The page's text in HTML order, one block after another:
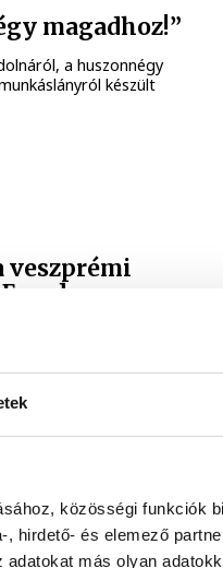
közösségi funkciók
hirdető- és elemező
más olyan
magadhoz!”
a huszonnégy
készült
veszprémi
meg róluk, és
voltak az